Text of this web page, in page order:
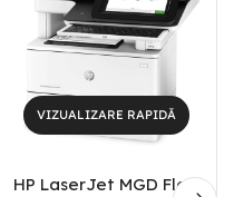
VIZUALIZARE RAPIDĂ
HP LaserJet MGD Flow